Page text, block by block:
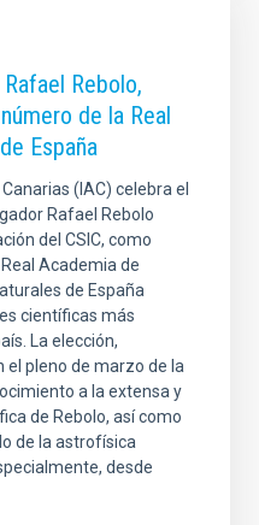
Rebolo,
de la Real
España
(IAC) celebra el
Rafael Rebolo
del CSIC, como
Academia de
de España
científicas más
La elección,
el pleno de marzo de la
a la extensa y
de Rebolo, así como
de la astrofísica
desde